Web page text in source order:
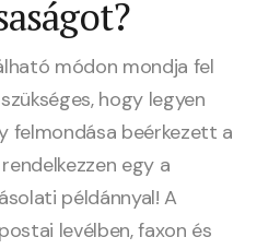
módon mondja fel
hogy legyen
felmondása beérkezett a
egy a
példánnyal! A
levélben, faxon és